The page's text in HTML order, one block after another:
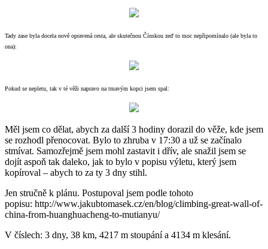
Tady zase byla docela nově opravená cesta, ale skutečnou Čínskou zeď to moc nepřipomínalo (ale byla to
ona):
Pokud se nepletu, tak v té věži napravo na tmavým kopci jsem spal:
Měl jsem co dělat, abych za další 3 hodiny dorazil do věže, kde jsem
se rozhodl přenocovat. Bylo to zhruba v 17:30 a už se začínalo
stmívat. Samozřejmě jsem mohl zastavit i dřív, ale snažil jsem se
dojít aspoň tak daleko, jak to bylo v popisu výletu, který jsem
kopíroval – abych to za ty 3 dny stihl.
Jen stručně k plánu. Postupoval jsem podle tohoto
popisu: http://www.jakubtomasek.cz/en/blog/climbing-great-wall-of-
china-from-huanghuacheng-to-mutianyu/
V číslech: 3 dny, 38 km, 4217 m stoupání a 4134 m klesání.